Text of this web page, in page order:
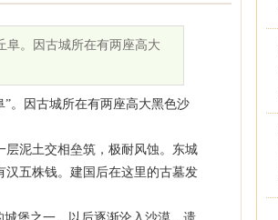
阜。因古城所在有两座高大
。因古城所在有两座高大黑色沙
层泥土交相垒筑，极耐风蚀。东城
五株钱。建国后在这里的古墓发